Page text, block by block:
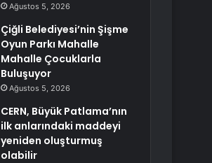
Ağustos 5, 2026
Çiğli Belediyesi’nin Şişme
Oyun Parkı Mahalle
Mahalle Çocuklarla
Buluşuyor
Ağustos 5, 2026
CERN, Büyük Patlama’nın
ilk anlarındaki maddeyi
yeniden oluşturmuş
olabilir